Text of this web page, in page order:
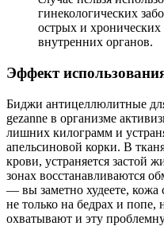
гинекологических
острых и
внутренних органов.
Эффект
Биджи антицеллюлитные
gezanne в организме
лишних килограмм и
апельсиновой корки. В
крови, устраняется
зонах восстанавливаются
— вы заметно худеете, кожа
не только на бедрах и
охватывают и эту